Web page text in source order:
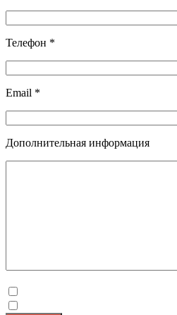
Телефон *
Email *
Дополнительная информация